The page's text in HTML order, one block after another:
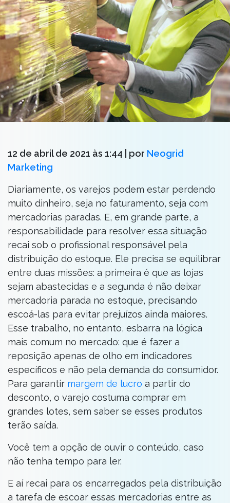
12 de abril de 2021 às 1:44 | por Neogrid
Marketing
Diariamente, os varejos podem estar perdendo
muito dinheiro, seja no faturamento, seja com
mercadorias paradas. E, em grande parte, a
responsabilidade para resolver essa situação
recai sob o profissional responsável pela
distribuição do estoque. Ele precisa se equilibrar
entre duas missões: a primeira é que as lojas
sejam abastecidas e a segunda é não deixar
mercadoria parada no estoque, precisando
escoá-las para evitar prejuízos ainda maiores.
Esse trabalho, no entanto, esbarra na lógica
mais comum no mercado: que é fazer a
reposição apenas de olho em indicadores
específicos e não pela demanda do consumidor.
Para garantir margem de lucro a partir do
desconto, o varejo costuma comprar em
grandes lotes, sem saber se esses produtos
terão saída.
Você tem a opção de ouvir o conteúdo, caso
não tenha tempo para ler.
E aí recai para os encarregados pela distribuição
a tarefa de escoar essas mercadorias entre as